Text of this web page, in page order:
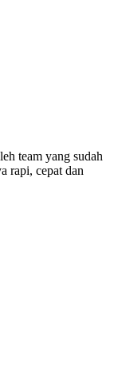
team yang sudah
rapi, cepat dan